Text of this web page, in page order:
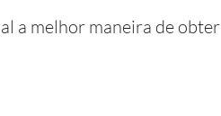
a melhor maneira de obter